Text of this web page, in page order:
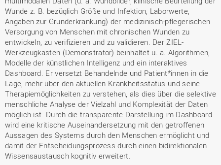
Wunde z. B. bezüglich Größe und Infektion, Laborwerte,
Angaben zur Grunderkrankung) der medizinisch-pflegerischen
Versorgung von Menschen mit chronischen Wunden zu
entwickeln, zu verifizieren und zu validieren. Der ZIEL-
Werkzeugkasten (Demonstrator) beinhaltet u. a. Algorithmen,
Modelle der künstlichen Intelligenz und ein interaktives
Dashboard. Er versetzt Behandelnde und Patient*innen in die
Lage, mehr über den aktuellen Krankheitsstatus und seine
Therapiemöglichkeiten zu verstehen, als dies über die selektive
menschliche Analyse der Vielzahl und Komplexität der Daten
möglich ist. Durch die transparente Darstellung im Dashboard
wird eine kritische Auseinandersetzung mit den getroffenen
Aussagen des Systems durch den Menschen ermöglicht und
damit der Entscheidungsprozess durch einen bidirektionalen
Wissensaustausch kognitiv erweitert.